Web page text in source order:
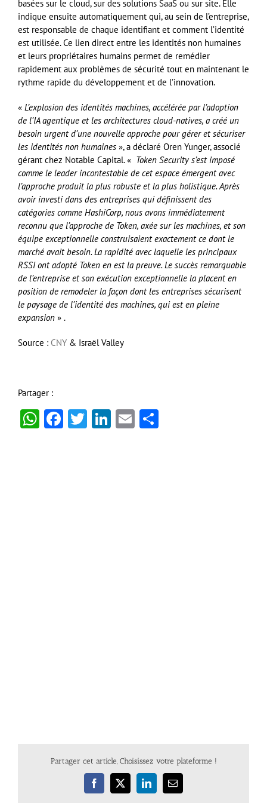
basées sur le cloud, sur des solutions SaaS ou sur site. Elle
indique ensuite automatiquement qui, au sein de l’entreprise,
est responsable de chaque identifiant et comment l’identité
est utilisée. Ce lien direct entre les identités non humaines
et leurs propriétaires humains permet de remédier
rapidement aux problèmes de sécurité tout en maintenant le
rythme rapide du développement et de l’innovation.
« L’explosion des identités machines, accélérée par l’adoption
de l’IA agentique et les architectures cloud-natives, a créé un
besoin urgent d’une nouvelle approche pour gérer et sécuriser
les identités non humaines », a déclaré Oren Yunger, associé
gérant chez Notable Capital. « Token Security s’est imposé
comme le leader incontestable de cet espace émergent avec
l’approche produit la plus robuste et la plus holistique. Après
avoir investi dans des entreprises qui définissent des
catégories comme HashiCorp, nous avons immédiatement
reconnu que l’approche de Token, axée sur les machines, et son
équipe exceptionnelle construisaient exactement ce dont le
marché avait besoin. La rapidité avec laquelle les principaux
RSSI ont adopté Token en est la preuve. Le succès remarquable
de l’entreprise et son exécution exceptionnelle la placent en
position de remodeler la façon dont les entreprises sécurisent
le paysage de l’identité des machines, qui est en pleine
expansion » .
Source : CNY & Israël Valley
Partager :
WhatsApp
Facebook
Twitter
LinkedIn
Email
Partager cet article, Choisissez votre plateforme !
Facebook
X LinkedInEmail